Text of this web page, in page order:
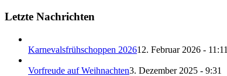
Letzte Nachrichten
Karnevalsfrühschoppen 202612. Februar 2026 - 11:11
Vorfreude auf Weihnachten3. Dezember 2025 - 9:31